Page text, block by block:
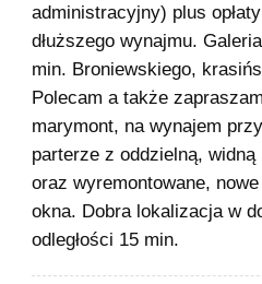
administracyjny) plus
dłuższego wynajmu.
min. Broniewskiego,
Polecam a także
marymont, na wynajem
parterze z oddzielną,
oraz wyremontowane,
okna. Dobra lokalizacja w
odległości 15 min.